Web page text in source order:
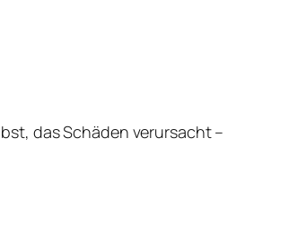
das Schäden verursacht –